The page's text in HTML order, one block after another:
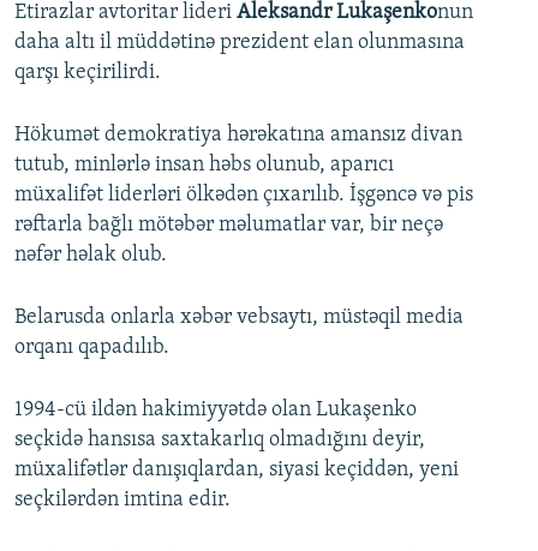
Etirazlar avtoritar lideri Aleksandr Lukaşenkonun
daha altı il müddətinə prezident elan olunmasına
qarşı keçirilirdi.
Hökumət demokratiya hərəkatına amansız divan
tutub, minlərlə insan həbs olunub, aparıcı
müxalifət liderləri ölkədən çıxarılıb. İşgəncə və pis
rəftarla bağlı mötəbər məlumatlar var, bir neçə
nəfər həlak olub.
Belarusda onlarla xəbər vebsaytı, müstəqil media
orqanı qapadılıb.
1994-cü ildən hakimiyyətdə olan Lukaşenko
seçkidə hansısa saxtakarlıq olmadığını deyir,
müxalifətlər danışıqlardan, siyasi keçiddən, yeni
seçkilərdən imtina edir.